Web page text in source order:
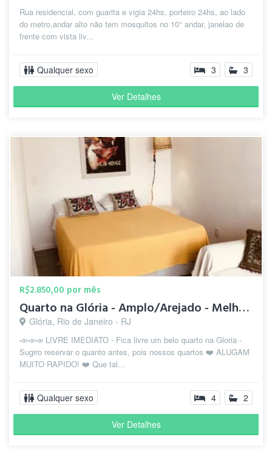
Rua residencial, com guarita e vigia 24hs, porteiro 24hs, ao lado
do metro,andar alto não tem mosquitos no 10° andar, janelao de
frente com vista liv...
Qualquer sexo 3 3
Ver Detalhes
R$2.850,00 por mês
Quarto na Glória - Amplo/Arejado - Melhor Coliving do Rio
Glória, Rio de Janeiro - RJ
📣📣📣 LIVRE IMEDIATO - Fica livre um belo quarto na Gloria -
Sugiro reservar o quanto antes, pois nossos quartos ❤️ ALUGAM
MUITO RAPIDO! ❤️ Que tal...
Qualquer sexo 4 2
Ver Detalhes